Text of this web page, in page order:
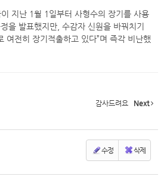
지난 1월 1일부터 사형수의 장기를 사용
을 발표했지만, 수감자 신원을 바꿔치기
여전히 장기적출하고 있다”며 즉각 비난했
감사드려요 Next
수정 삭제